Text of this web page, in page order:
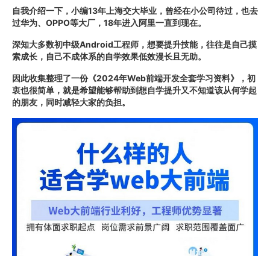
自我介绍一下，小编13年上海交大毕业，曾经在小公司待过，也去
过华为、OPPO等大厂，18年进入阿里一直到现在。
深知大多数初中级Android工程师，想要提升技能，往往是自己摸
索成长，自己不成体系的自学效果低效漫长且无助。
因此收集整理了一份《2024年Web前端开发全套学习资料》，初
衷也很简单，就是希望能够帮助到想自学提升又不知道该从何学起
的朋友，同时减轻大家的负担。